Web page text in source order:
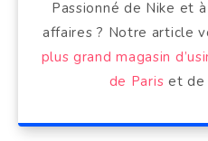
Passionné de Nike et
affaires ? Notre article
plus grand magasin
de Paris et de